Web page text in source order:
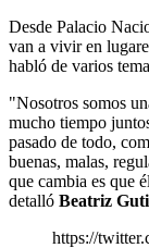
Desde Palacio
van a vivir en
habló de varios
"Nosotros somos
mucho tiempo
pasado de todo,
buenas, malas,
que cambia es que
detalló Beatriz
https://